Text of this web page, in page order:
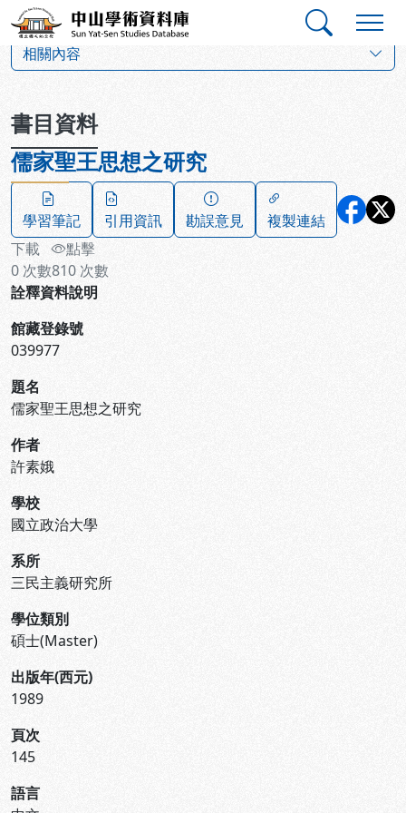
跳到主要內容
中山學術資料庫
相關內容
書目資料
儒家聖王思想之研究
學習筆記 引用資訊 勘誤意見
複製連結
下載
0 次數
點擊
810 次數
詮釋資料說明
館藏登錄號
039977
題名
儒家聖王思想之研究
作者
許素娥
學校
國立政治大學
系所
三民主義研究所
學位類別
碩士(Master)
出版年(西元)
1989
頁次
145
語言